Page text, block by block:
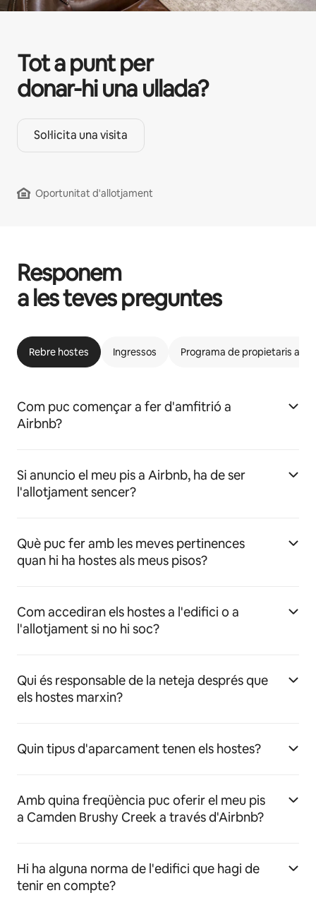
Tot a punt per
donar-hi una ullada?
Sol·licita una visita
Oportunitat d'allotjament
Responem
a les teves preguntes
Rebre hostes Ingressos Programa de propietaris
Com puc començar a fer d'amfitrió a
Airbnb?
Si anuncio el meu pis a Airbnb, ha de ser
l'allotjament sencer?
Què puc fer amb les meves pertinences
quan hi ha hostes als meus pisos?
Com accediran els hostes a l'edifici o a
l'allotjament si no hi soc?
Qui és responsable de la neteja després que
els hostes marxin?
Quin tipus d'aparcament tenen els hostes?
Amb quina freqüència puc oferir el meu pis
a Camden Brushy Creek a través d'Airbnb?
Hi ha alguna norma de l'edifici que hagi de
tenir en compte?